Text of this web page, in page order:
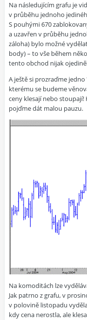
Na následujícím grafu je
v průběhu jednoho
S pouhými 670
a uzavřen v průběhu
záloha) bylo možné
body) – to vše během
tento obchod nijak
A ještě si prozraďme
kterému se budeme
ceny klesají nebo
pojďme dát malou pauzu.
Na komoditách lze
Jak patrno z grafu, v
v polovině listopadu
kdy cena nerostla, ale